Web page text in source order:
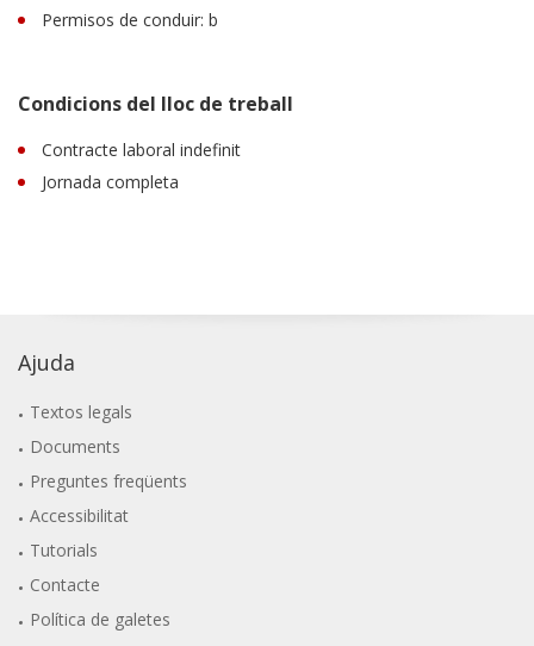
Permisos de conduir: b
Condicions del lloc de treball
Contracte laboral indefinit
Jornada completa
Ajuda
Textos legals
Documents
Preguntes freqüents
Accessibilitat
Tutorials
Contacte
Política de galetes